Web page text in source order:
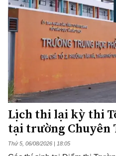
Lịch thi lại kỳ thi
tại trường Chuyên
Thứ 5, 06/08/2026 | 18:05